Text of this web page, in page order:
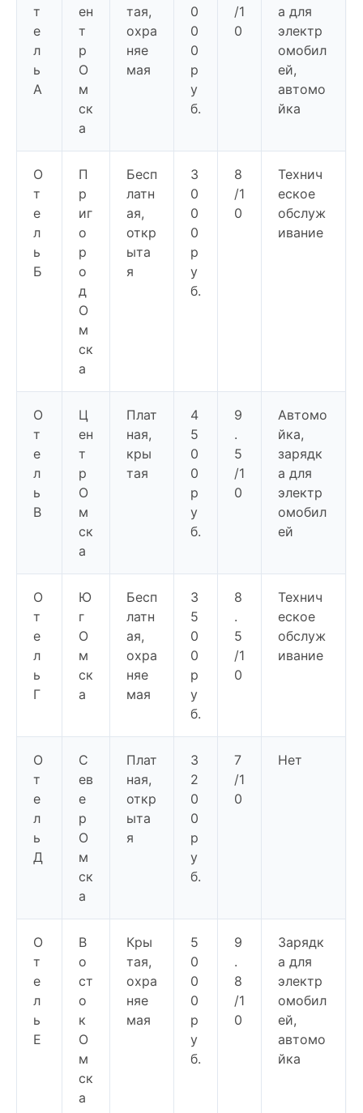
т
е
л
ь
А
ен
т
р
О
м
ск
а
тая,
охра
няе
мая
0
0
0
р
у
б.
/1
0
а для
электр
омобил
ей,
автомо
йка
О
т
е
л
ь
Б
П
р
иг
о
р
о
д
О
м
ск
а
Бесп
латн
ая,
откр
ыта
я
3
0
0
0
р
у
б.
8
/1
0
Технич
еское
обслуж
ивание
О
т
е
л
ь
В
Ц
ен
т
р
О
м
ск
а
Плат
ная,
кры
тая
4
5
0
0
р
у
б.
9
.
5
/1
0
Автомо
йка,
зарядк
а для
электр
омобил
ей
О
т
е
л
ь
Г
Ю
г
О
м
ск
а
Бесп
латн
ая,
охра
няе
мая
3
5
0
0
р
у
б.
8
.
5
/1
0
Технич
еское
обслуж
ивание
О
т
е
л
ь
Д
С
ев
е
р
О
м
ск
а
Плат
ная,
откр
ыта
я
3
2
0
0
р
у
б.
7
/1
0
Нет
О
т
е
л
ь
Е
В
о
ст
о
к
О
м
ск
а
Кры
тая,
охра
няе
мая
5
0
0
0
р
у
б.
9
.
8
/1
0
Зарядк
а для
электр
омобил
ей,
автомо
йка